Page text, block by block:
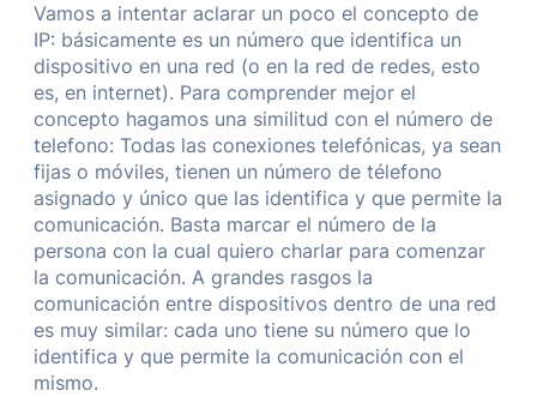
Vamos a intentar aclarar un poco el concepto de
IP: básicamente es un número que identifica un
dispositivo en una red (o en la red de redes, esto
es, en internet). Para comprender mejor el
concepto hagamos una similitud con el número de
telefono: Todas las conexiones telefónicas, ya sean
fijas o móviles, tienen un número de télefono
asignado y único que las identifica y que permite la
comunicación. Basta marcar el número de la
persona con la cual quiero charlar para comenzar
la comunicación. A grandes rasgos la
comunicación entre dispositivos dentro de una red
es muy similar: cada uno tiene su número que lo
identifica y que permite la comunicación con el
mismo.